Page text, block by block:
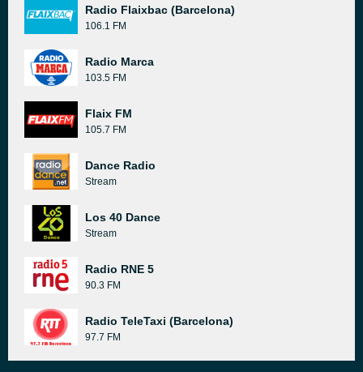
Radio Flaixbac (Barcelona)
106.1 FM
Radio Marca
103.5 FM
Flaix FM
105.7 FM
Dance Radio
Stream
Los 40 Dance
Stream
Radio RNE 5
90.3 FM
Radio TeleTaxi (Barcelona)
97.7 FM